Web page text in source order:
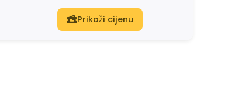
Prikaži cijenu